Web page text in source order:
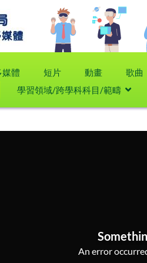
體 短片 動畫
歌曲
學習領域/跨學科科目/範疇
An error